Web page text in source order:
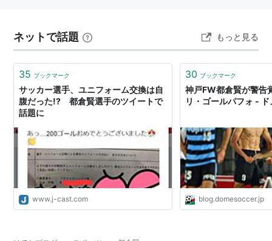
川崎フロンターレ
2008.8-2009
ザスパ草津（2008年は期限付き移籍）
2010-2013
2014.3-
コンサドーレ札幌
リスト::サッカー選手
リスト::サッカー選手::日本/た行
ネットで話題 もっと見る
35 ブックマーク
サッカー選手、ユニフォーム交換は自
腹だった!? 都倉賢選手のツイートで
話題に
www.j-cast.com
30 ブックマーク
神戸FW都倉賢が警告
リ・ゴールパフォ -
blog.domesoccer.jp